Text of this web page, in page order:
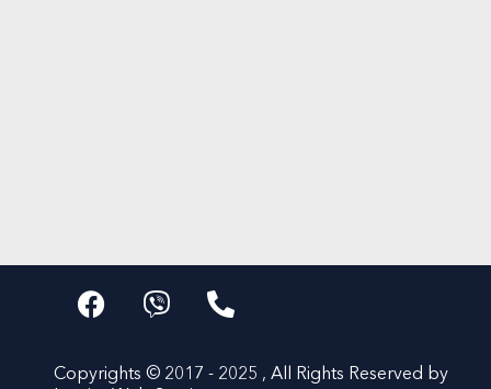
Copyrights © 2017 - 2025 , All Rights Reserved by